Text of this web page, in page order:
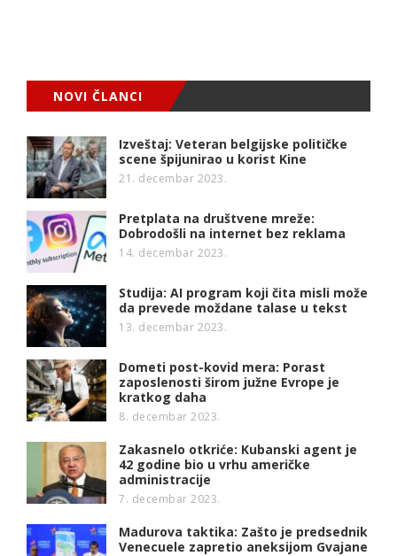
NOVI ČLANCI
Izveštaj: Veteran belgijske političke
scene špijunirao u korist Kine
21. decembar 2023.
Pretplata na društvene mreže:
Dobrodošli na internet bez reklama
14. decembar 2023.
Studija: AI program koji čita misli može
da prevede moždane talase u tekst
13. decembar 2023.
Dometi post-kovid mera: Porast
zaposlenosti širom južne Evrope je
kratkog daha
8. decembar 2023.
Zakasnelo otkriće: Kubanski agent je
42 godine bio u vrhu američke
administracije
7. decembar 2023.
Madurova taktika: Zašto je predsednik
Venecuele zapretio aneksijom Gvajane